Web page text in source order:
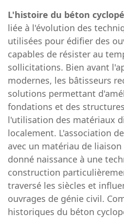
L'histoire du béton
liée à l'évolution des
utilisées pour édifier des
capables de résister au
sollicitations. Bien avant
modernes, les bâtisseurs
solutions permettant
fondations et des
l'utilisation des matériaux
localement. L'association
avec un matériau de
donné naissance à une
construction
traversé les siècles et
ouvrages de génie civil.
historiques du béton